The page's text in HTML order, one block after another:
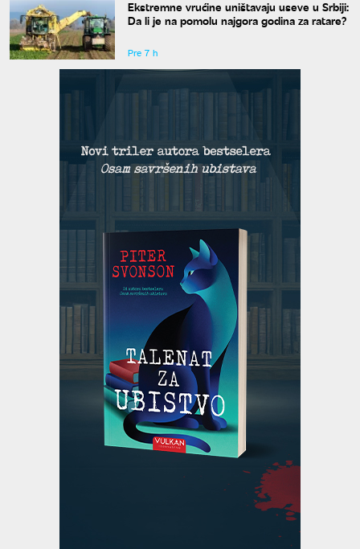
Ekstremne vrućine uništavaju useve u Srbiji:
Da li je na pomolu najgora godina za ratare?
Pre 7 h